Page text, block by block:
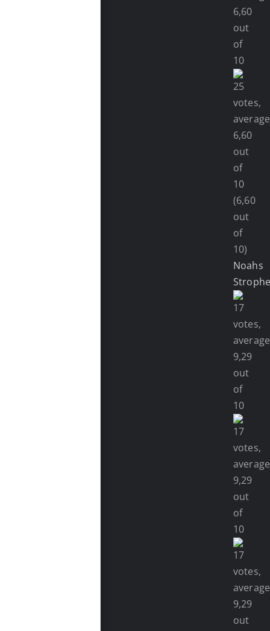
(6,60
out
of
10)
Noahs